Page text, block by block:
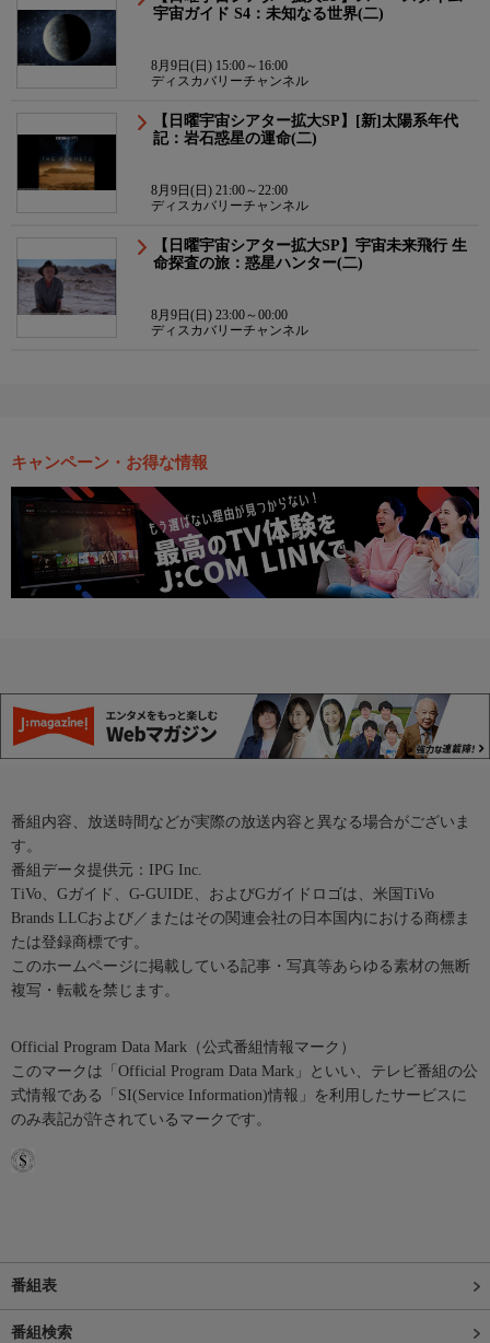
宇宙ガイド S4：未知なる世界(二)
8月9日(日) 15:00～16:00
ディスカバリーチャンネル
【日曜宇宙シアター拡大SP】[新]太陽系年代
記：岩石惑星の運命(二)
8月9日(日) 21:00～22:00
ディスカバリーチャンネル
【日曜宇宙シアター拡大SP】宇宙未来飛行 生
命探査の旅：惑星ハンター(二)
8月9日(日) 23:00～00:00
ディスカバリーチャンネル
キャンペーン・お得な情報
番組内容、放送時間などが実際の放送内容と異なる場合がございま
す。
番組データ提供元：IPG Inc.
TiVo、Gガイド、G-GUIDE、およびGガイドロゴは、米国TiVo
Brands LLCおよび／またはその関連会社の日本国内における商標ま
たは登録商標です。
このホームページに掲載している記事・写真等あらゆる素材の無断
複写・転載を禁じます。
Official Program Data Mark（公式番組情報マーク）
このマークは「Official Program Data Mark」といい、テレビ番組の公
式情報である「SI(Service Information)情報」を利用したサービスに
のみ表記が許されているマークです。
番組表
番組検索